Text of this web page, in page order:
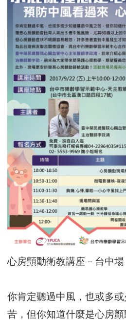
心房顫動衛教講座－台中場
你肯定聽過中風，也或多
苦，但你知道什麼是心房顫